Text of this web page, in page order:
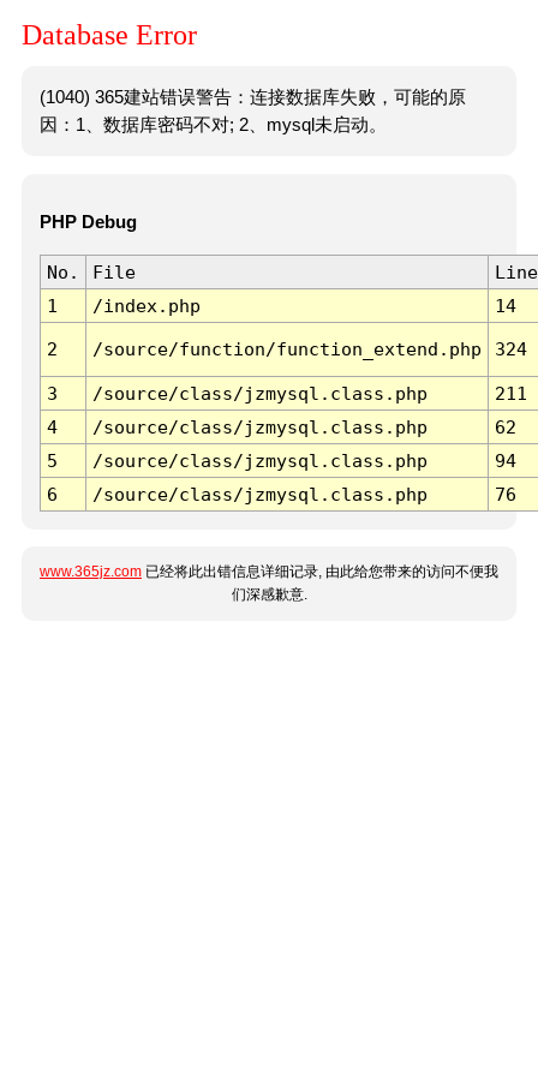
Database Error
(1040) 365建站错误警告：连接数据库失败，可能的原
因：1、数据库密码不对; 2、mysql未启动。
PHP Debug
No. File
Line
1
/index.php 14
2 /source/function/function_extend.php 324
3 /source/class/jzmysql.class.php
211
4
/source/class/jzmysql.class.php
62
5
/source/class/jzmysql.class.php
94
6
/source/class/jzmysql.class.php 76
www.365jz.com 已经将此出错信息详细记录, 由此给您带来的访问不便我
们深感歉意.